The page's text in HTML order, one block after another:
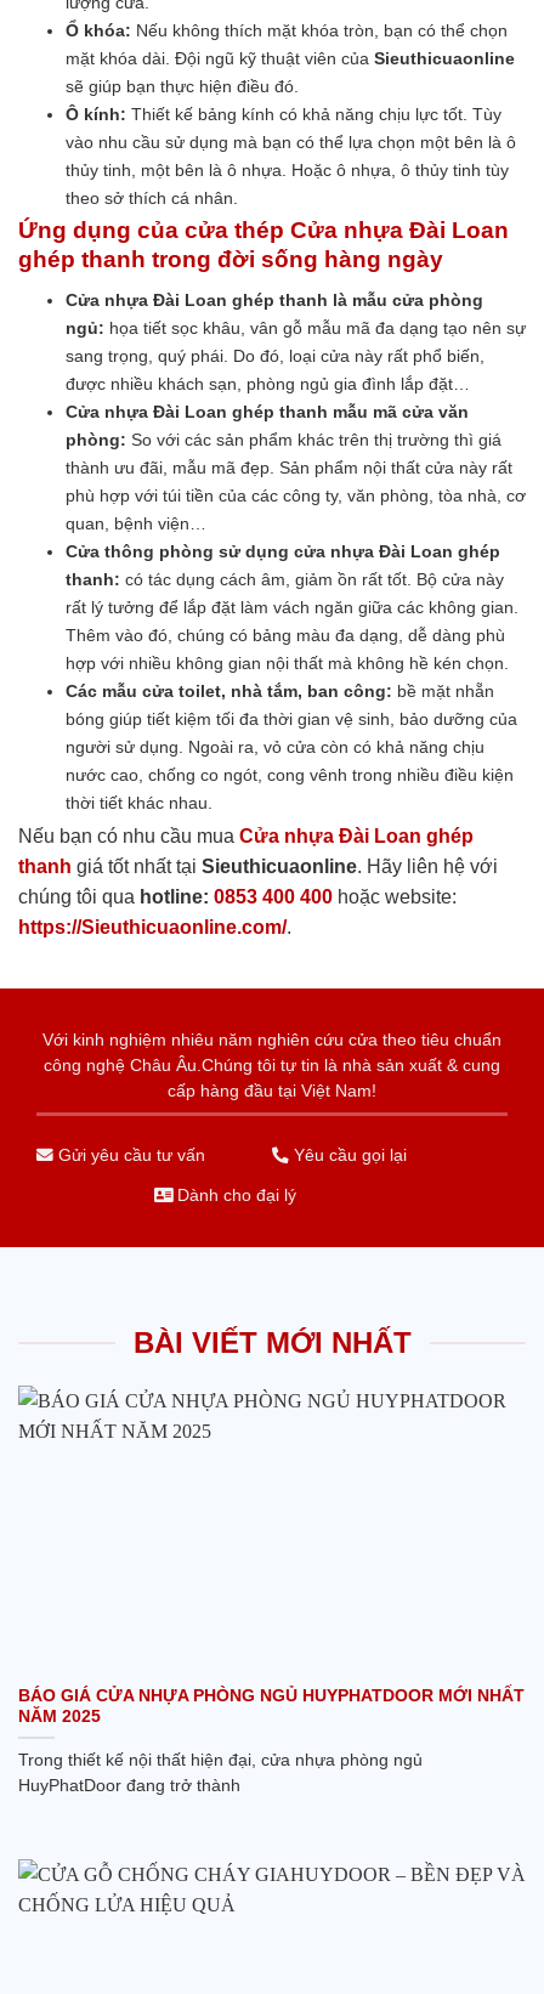
Ổ khóa: Nếu không thích mặt khóa tròn, bạn có thể chọn
mặt khóa dài. Đội ngũ kỹ thuật viên của Sieuthicuaonline
sẽ giúp bạn thực hiện điều đó.
Ô kính: Thiết kế bảng kính có khả năng chịu lực tốt. Tùy
vào nhu cầu sử dụng mà bạn có thể lựa chọn một bên là ô
thủy tinh, một bên là ô nhựa. Hoặc ô nhựa, ô thủy tinh tùy
theo sở thích cá nhân.
Ứng dụng của cửa thép Cửa nhựa Đài Loan
ghép thanh trong đời sống hàng ngày
Cửa nhựa Đài Loan ghép thanh là mẫu cửa phòng
ngủ: họa tiết sọc khâu, vân gỗ mẫu mã đa dạng tạo nên sự
sang trọng, quý phái. Do đó, loại cửa này rất phổ biến,
được nhiều khách sạn, phòng ngủ gia đình lắp đặt…
Cửa nhựa Đài Loan ghép thanh mẫu mã cửa văn
phòng: So với các sản phẩm khác trên thị trường thì giá
thành ưu đãi, mẫu mã đẹp. Sản phẩm nội thất cửa này rất
phù hợp với túi tiền của các công ty, văn phòng, tòa nhà, cơ
quan, bệnh viện…
Cửa thông phòng sử dụng cửa nhựa Đài Loan ghép
thanh: có tác dụng cách âm, giảm ồn rất tốt. Bộ cửa này
rất lý tưởng để lắp đặt làm vách ngăn giữa các không gian.
Thêm vào đó, chúng có bảng màu đa dạng, dễ dàng phù
hợp với nhiều không gian nội thất mà không hề kén chọn.
Các mẫu cửa toilet, nhà tắm, ban công: bề mặt nhẵn
bóng giúp tiết kiệm tối đa thời gian vệ sinh, bảo dưỡng của
người sử dụng. Ngoài ra, vỏ cửa còn có khả năng chịu
nước cao, chống co ngót, cong vênh trong nhiều điều kiện
thời tiết khác nhau.
Nếu bạn có nhu cầu mua Cửa nhựa Đài Loan ghép
thanh giá tốt nhất tại Sieuthicuaonline. Hãy liên hệ với
chúng tôi qua hotline: 0853 400 400 hoặc website:
https://Sieuthicuaonline.com/.
Với kinh nghiệm nhiêu năm nghiên cứu cửa theo tiêu chuẩn
công nghệ Châu Âu.Chúng tôi tự tin là nhà sản xuất & cung
cấp hàng đầu tại Việt Nam!
Gửi yêu cầu tư vấn Yêu cầu gọi lại
Dành cho đại lý
BÀI VIẾT MỚI NHẤT
BÁO GIÁ CỬA NHỰA PHÒNG NGỦ HUYPHATDOOR MỚI NHẤT
NĂM 2025
Trong thiết kế nội thất hiện đại, cửa nhựa phòng ngủ
HuyPhatDoor đang trở thành